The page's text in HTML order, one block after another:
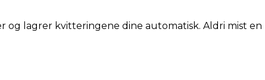
og lagrer kvitteringene dine automatisk. Aldri mist